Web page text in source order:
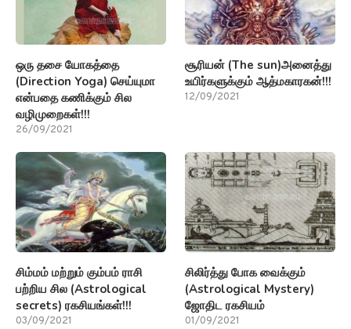
ஒரு தசை யோகத்தை
(Direction Yoga) செய்யுமா
என்பதை கணிக்கும் சில
வழிமுறைகள்!!!
26/09/2021
சூரியன் (The sun)அனைத்து
உயிர்களுக்கும் ஆத்மகாரகன்!!!
12/09/2021
சிம்மம் மற்றும் கும்பம் ராசி
பற்றிய சில (Astrological
secrets) ரகசியங்கள்!!!
03/09/2021
சிலிர்த்து போக வைக்கும்
(Astrological Mystery)
ஜோதிட ரகசியம்
01/09/2021